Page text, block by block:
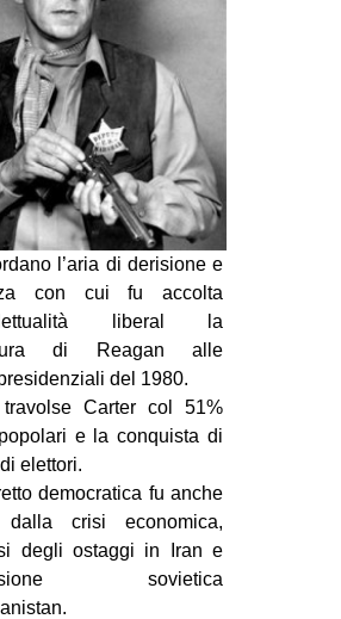
l’aria di derisione e
con cui fu accolta
liberal la
di Reagan alle
del 1980.
travolse Carter col 51%
e la conquista di
elettori.
democratica fu anche
dalla crisi economica,
degli ostaggi in Iran e
sovietica